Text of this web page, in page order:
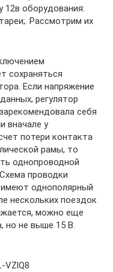
12в оборудования:
Рассмотрим их
сохраняться
Если напряжение
регулятор
себя
вначале у
потери контакта
рамы, то
однопроводной
проводки
однополярный
нескольких поездок
можно еще
но не выше 15 В.
VZlQ8